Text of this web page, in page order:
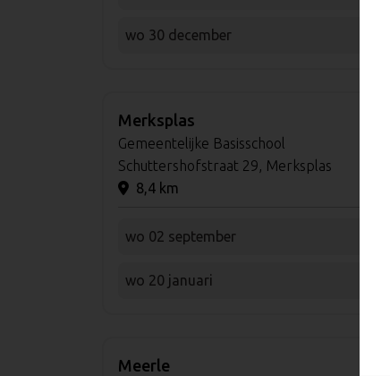
wo 30 december
Merksplas
Gemeentelijke Basisschool
Schuttershofstraat 29, Merksplas
8,4 km
wo 02 september
wo 20 januari
Meerle